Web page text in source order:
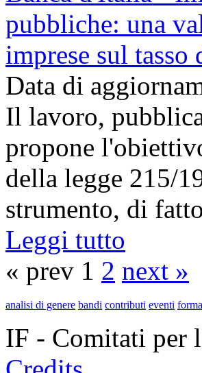
pubbliche: una
imprese sul
Data di
Il lavoro,
propone
della legge 215/
strumento, di
Leggi tutto
« prev 1 2 next »
analisi di genere bandi contributi eventi
IF - Comitati per